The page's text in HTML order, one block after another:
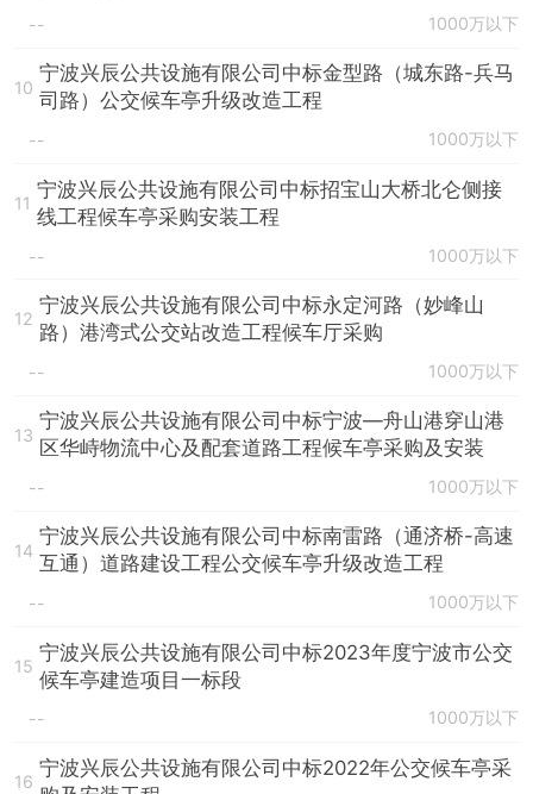
-- 1000万以下
10
宁波兴辰公共设施有限公司中标金型路（城东路-兵马
司路）公交候车亭升级改造工程
-- 1000万以下
11
宁波兴辰公共设施有限公司中标招宝山大桥北仑侧接
线工程候车亭采购安装工程
-- 1000万以下
12
宁波兴辰公共设施有限公司中标永定河路（妙峰山
路）港湾式公交站改造工程候车厅采购
-- 1000万以下
13
宁波兴辰公共设施有限公司中标宁波—舟山港穿山港
区华峙物流中心及配套道路工程候车亭采购及安装
-- 1000万以下
14
宁波兴辰公共设施有限公司中标南雷路（通济桥-高速
互通）道路建设工程公交候车亭升级改造工程
-- 1000万以下
15
宁波兴辰公共设施有限公司中标2023年度宁波市公交
候车亭建造项目一标段
-- 1000万以下
16
宁波兴辰公共设施有限公司中标2022年公交候车亭采